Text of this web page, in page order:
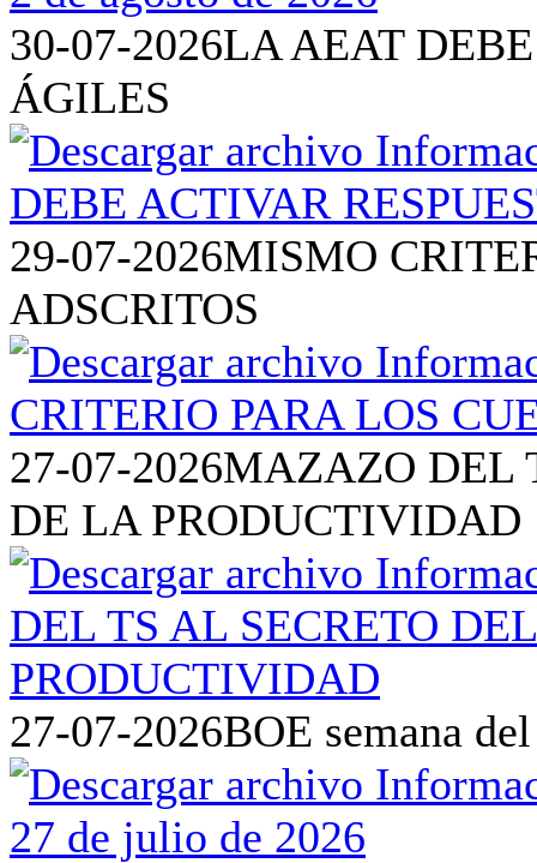
30-07-2026LA AEAT
ÁGILES
29-07-2026MISMO
ADSCRITOS
27-07-2026MAZAZO DEL
DE LA PRODUCTIVIDAD
27-07-2026BOE semana